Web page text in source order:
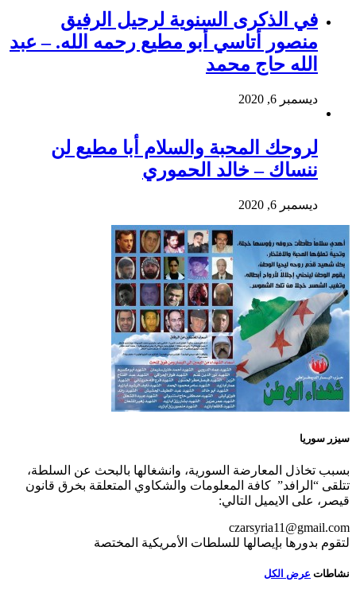
في الذكرى السنوية لرحيل الرفيق
منصور أتاسي أبو مطيع رحمه الله. – عبد
الله حاج محمد
ديسمبر 6, 2020
لروحك المحبة والسلام أبا مطيع لن
ننساك – خالد الحموري
ديسمبر 6, 2020
سيزر سوريا
بسبب تخاذل المعارضة السورية، وانشغالها بالبحث عن السلطة،
تتلقى “الرافد” كافة المعلومات والشكاوي المتعلقة بخرق قانون
قيصر، على الايميل التالي:
czarsyria11@gmail.com
لتقوم بدورها بإيصالها للسلطات الأمريكية المختصة
نشاطات عرض الكل